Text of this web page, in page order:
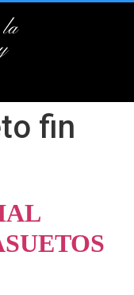
fin